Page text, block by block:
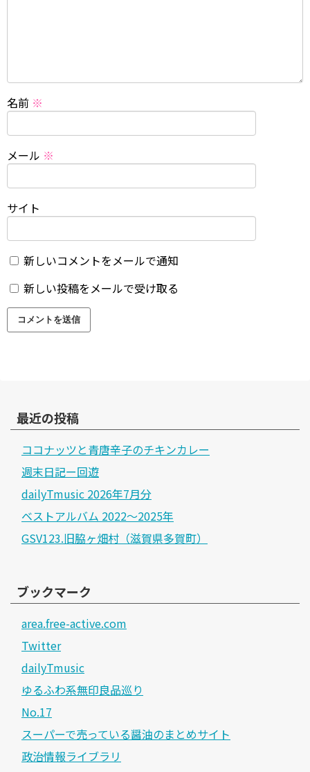
名前 ※
メール ※
サイト
新しいコメントをメールで通知
新しい投稿をメールで受け取る
最近の投稿
ココナッツと青唐辛子のチキンカレー
週末日記ー回遊
dailyTmusic 2026年7月分
ベストアルバム 2022～2025年
GSV123.旧脇ヶ畑村（滋賀県多賀町）
ブックマーク
area.free-active.com
Twitter
dailyTmusic
ゆるふわ系無印良品巡り
No.17
スーパーで売っている醤油のまとめサイト
政治情報ライブラリ